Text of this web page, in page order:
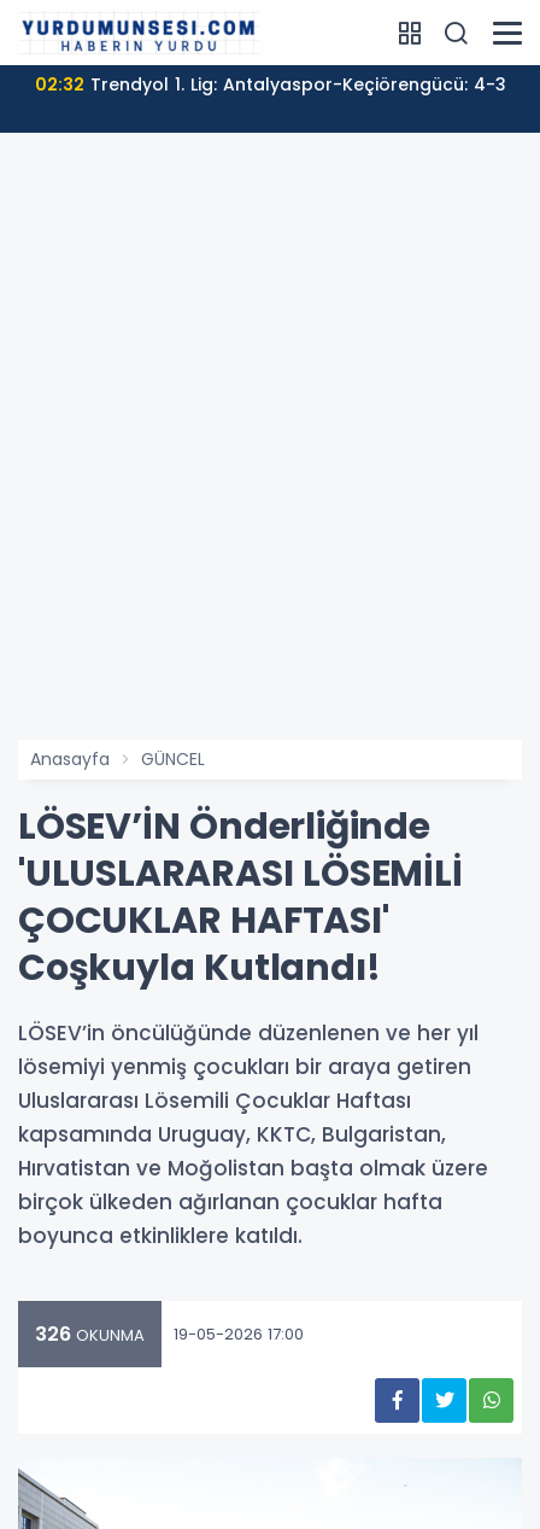
01:55 Öğrenci affı yürürlüğe girdi!
Anasayfa GÜNCEL
LÖSEV’İN Önderliğinde
'ULUSLARARASI LÖSEMİLİ
ÇOCUKLAR HAFTASI'
Coşkuyla Kutlandı!
LÖSEV’in öncülüğünde düzenlenen ve her yıl
lösemiyi yenmiş çocukları bir araya getiren
Uluslararası Lösemili Çocuklar Haftası
kapsamında Uruguay, KKTC, Bulgaristan,
Hırvatistan ve Moğolistan başta olmak üzere
birçok ülkeden ağırlanan çocuklar hafta
boyunca etkinliklere katıldı.
326 OKUNMA 19-05-2026 17:00